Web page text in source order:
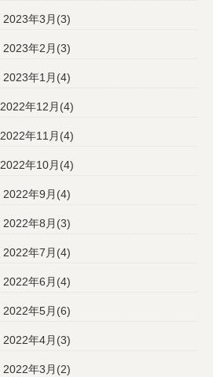
2023年3月(3)
2023年2月(3)
2023年1月(4)
2022年12月(4)
2022年11月(4)
2022年10月(4)
2022年9月(4)
2022年8月(3)
2022年7月(4)
2022年6月(4)
2022年5月(6)
2022年4月(3)
2022年3月(2)